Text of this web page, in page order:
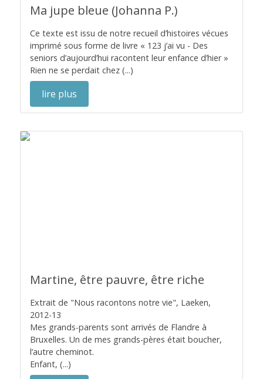
Ma jupe bleue (Johanna P.)
Ce texte est issu de notre recueil d’histoires vécues
imprimé sous forme de livre « 123 j’ai vu - Des
seniors d’aujourd’hui racontent leur enfance d’hier »
Rien ne se perdait chez (...)
lire plus
Martine, être pauvre, être riche
Extrait de "Nous racontons notre vie", Laeken,
2012-13
Mes grands-parents sont arrivés de Flandre à
Bruxelles. Un de mes grands-pères était boucher,
l’autre cheminot.
Enfant, (...)